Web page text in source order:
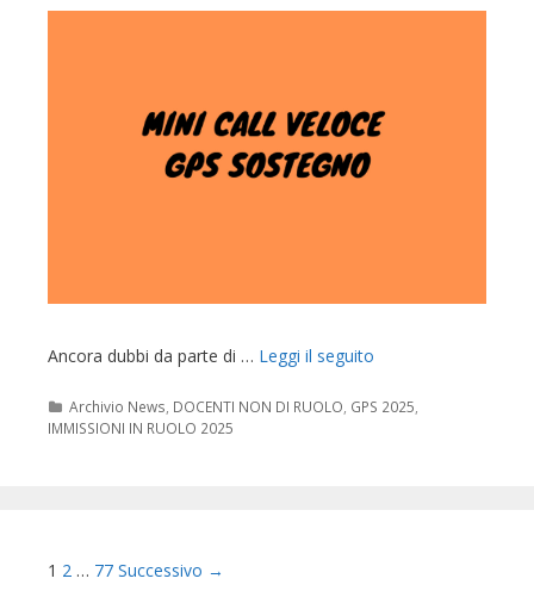
Ancora dubbi da parte di … Leggi il seguito
Categorie
Archivio News, DOCENTI NON DI RUOLO, GPS 2025,
IMMISSIONI IN RUOLO 2025
Navigazione
1 2 … 77 Successivo →